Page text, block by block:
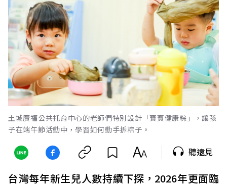
土城廣福公共托育中心的老師們特別設計「寶寶健康粽」，讓孩
子在端午節活動中，學習如何動手拆粽子。
聽遠見
台灣每年新生兒人數持續下探，2026年更面臨